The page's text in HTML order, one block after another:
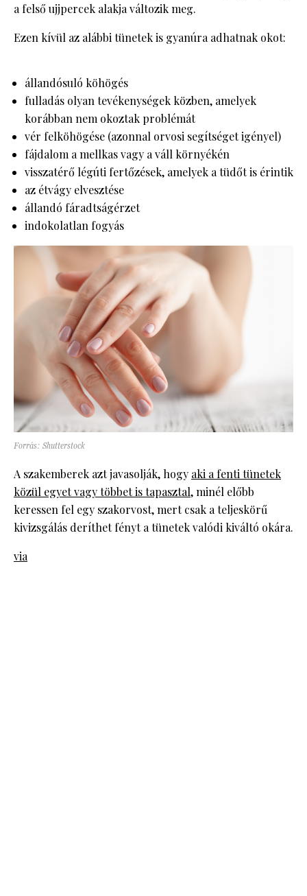
a felső ujjpercek alakja változik meg.
Ezen kívül az alábbi tünetek is gyanúra adhatnak okot:
állandósuló köhögés
fulladás olyan tevékenységek közben, amelyek
korábban nem okoztak problémát
vér felköhögése (azonnal orvosi segítséget igényel)
fájdalom a mellkas vagy a váll környékén
visszatérő légúti fertőzések, amelyek a tüdőt is érintik
az étvágy elvesztése
állandó fáradtságérzet
indokolatlan fogyás
Forrás: Shutterstock
A szakemberek azt javasolják, hogy aki a fenti tünetek
közül egyet vagy többet is tapasztal, minél előbb
keressen fel egy szakorvost, mert csak a teljeskörű
kivizsgálás deríthet fényt a tünetek valódi kiváltó okára.
via